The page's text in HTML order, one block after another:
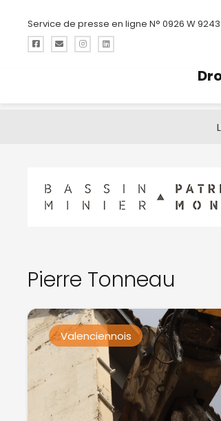
Service de presse en ligne N° 0926 W
Pierre Tonneau
Valenciennois